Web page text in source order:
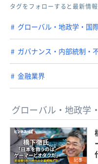
タグをフォローすると最新情
グローバル・地政学・国
ガバナンス・内部統制・
金融業界
グローバル・地政学
記事